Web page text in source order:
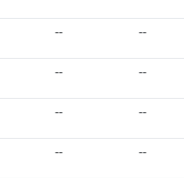
-- --
-- --
-- --
-- --